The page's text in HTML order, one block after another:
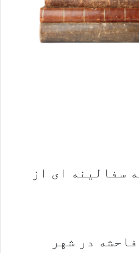
سفالینه ای از
در شهر